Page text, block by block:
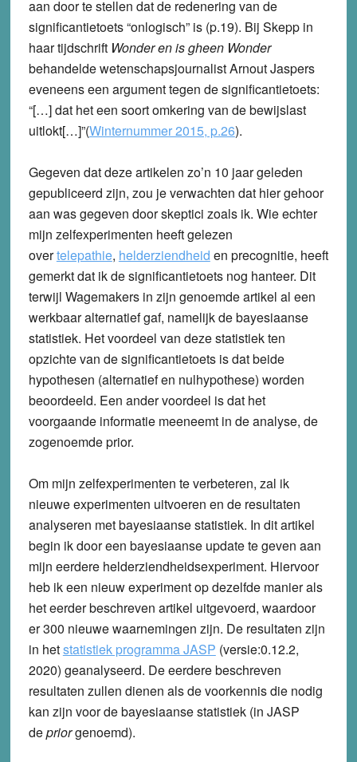
aan door te stellen dat de redenering van de
significantietoets “onlogisch” is (p.19). Bij Skepp in
haar tijdschrift Wonder en is gheen Wonder
behandelde wetenschapsjournalist Arnout Jaspers
eveneens een argument tegen de significantietoets:
“[…] dat het een soort omkering van de bewijslast
uitlokt[…]”(Winternummer 2015, p.26).
Gegeven dat deze artikelen zo’n 10 jaar geleden
gepubliceerd zijn, zou je verwachten dat hier gehoor
aan was gegeven door skeptici zoals ik. Wie echter
mijn zelfexperimenten heeft gelezen
overtelepathie, helderziendheid en precognitie, heeft
gemerkt dat ik de significantietoets nog hanteer. Dit
terwijl Wagemakers in zijn genoemde artikel al een
werkbaar alternatief gaf, namelijk de bayesiaanse
statistiek. Het voordeel van deze statistiek ten
opzichte van de significantietoets is dat beide
hypothesen (alternatief en nulhypothese) worden
beoordeeld. Een ander voordeel is dat het
voorgaande informatie meeneemt in de analyse, de
zogenoemde prior.
Om mijn zelfexperimenten te verbeteren, zal ik
nieuwe experimenten uitvoeren en de resultaten
analyseren met bayesiaanse statistiek. In dit artikel
begin ik door een bayesiaanse update te geven aan
mijn eerdere helderziendheidsexperiment. Hiervoor
heb ik een nieuw experiment op dezelfde manier als
het eerder beschreven artikel uitgevoerd, waardoor
er 300 nieuwe waarnemingen zijn. De resultaten zijn
in hetstatistiek programma JASP (versie:0.12.2,
2020) geanalyseerd. De eerdere beschreven
resultaten zullen dienen als de voorkennis die nodig
kan zijn voor de bayesiaanse statistiek (in JASP
depriorgenoemd).